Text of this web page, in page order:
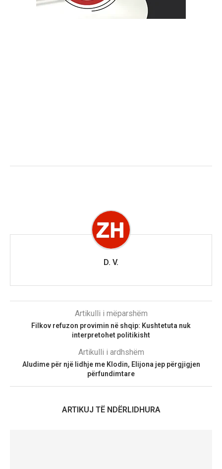
D. V.
Artikulli i mëparshëm
Filkov refuzon provimin në shqip: Kushtetuta nuk
interpretohet politikisht
Artikulli i ardhshëm
Aludime për një lidhje me Klodin, Elijona jep përgjigjen
përfundimtare
ARTIKUJ TË NDËRLIDHURA